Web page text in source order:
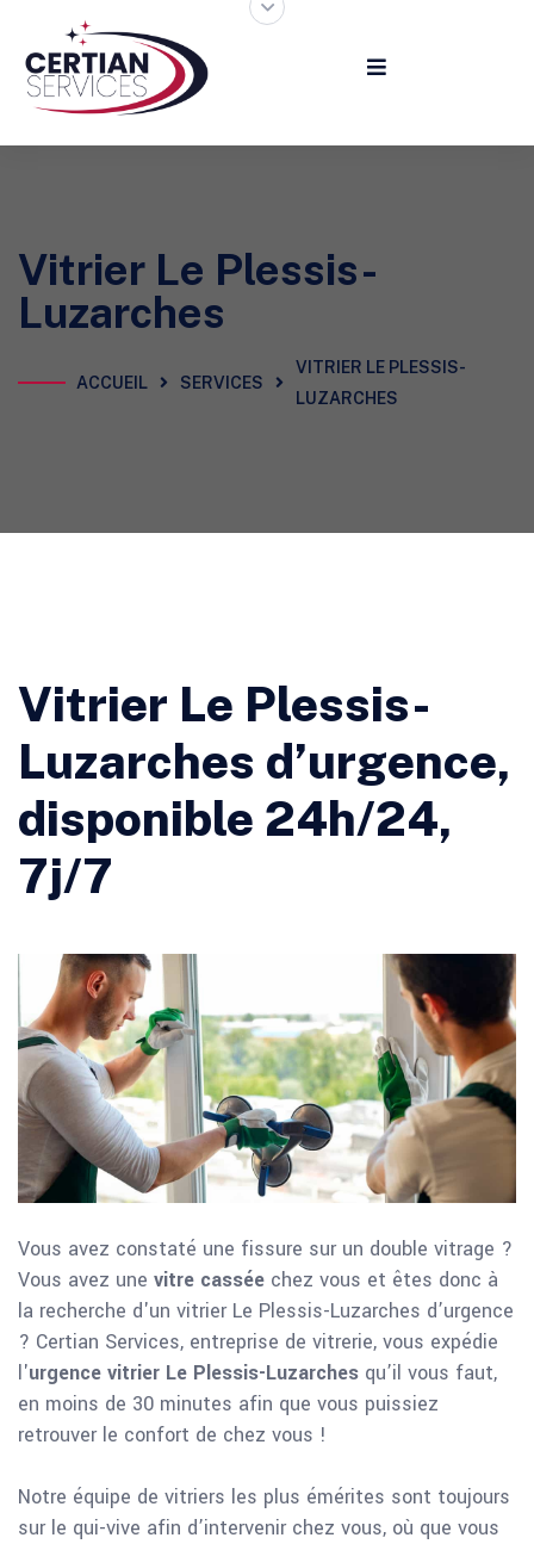
Vitrier Le Plessis-
Luzarches
ACCUEIL SERVICES
VITRIER LE PLESSIS-
LUZARCHES
Vitrier Le Plessis-
Luzarches d’urgence,
disponible 24h/24,
7j/7
Vous avez constaté une fissure sur un double vitrage ?
Vous avez une vitre cassée chez vous et êtes donc à
la recherche d'un vitrier Le Plessis-Luzarches d’urgence
? Certian Services, entreprise de vitrerie, vous expédie
l'urgence vitrier Le Plessis-Luzarches qu’il vous faut,
en moins de 30 minutes afin que vous puissiez
retrouver le confort de chez vous !
Notre équipe de vitriers les plus émérites sont toujours
sur le qui-vive afin d’intervenir chez vous, où que vous